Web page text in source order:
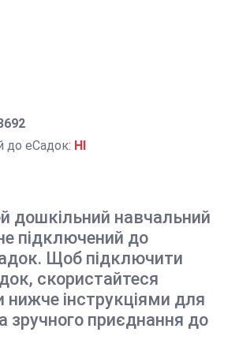
до еСадок: НІ
дошкільний навчальний
підключений до
Щоб підключити
скористайтеся
інструкціями для
зручного приєднання до